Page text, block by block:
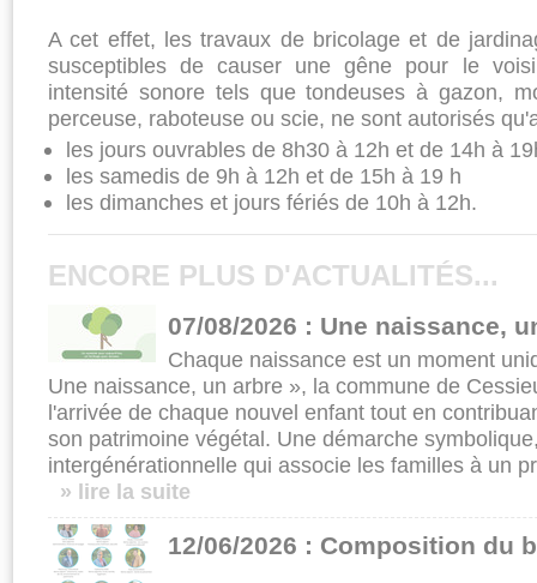
A cet effet, les travaux de bricolage et de
susceptibles de causer une gêne pour le
intensité sonore tels que tondeuses à gazon,
perceuse, raboteuse ou scie, ne sont autorisés
les jours ouvrables de 8h30 à 12h et de 14h à
les samedis de 9h à 12h et de 15h à 19 h
les dimanches et jours fériés de 10h à 12h.
ENCORE PLUS D'ACTUALITÉS...
07/08/2026 : Une naissance,
Chaque naissance est un moment
Une naissance, un arbre », la commune de
l'arrivée de chaque nouvel enfant tout en
son patrimoine végétal. Une démarche
intergénérationnelle qui associe les familles à un
» lire la suite
12/06/2026 : Composition du